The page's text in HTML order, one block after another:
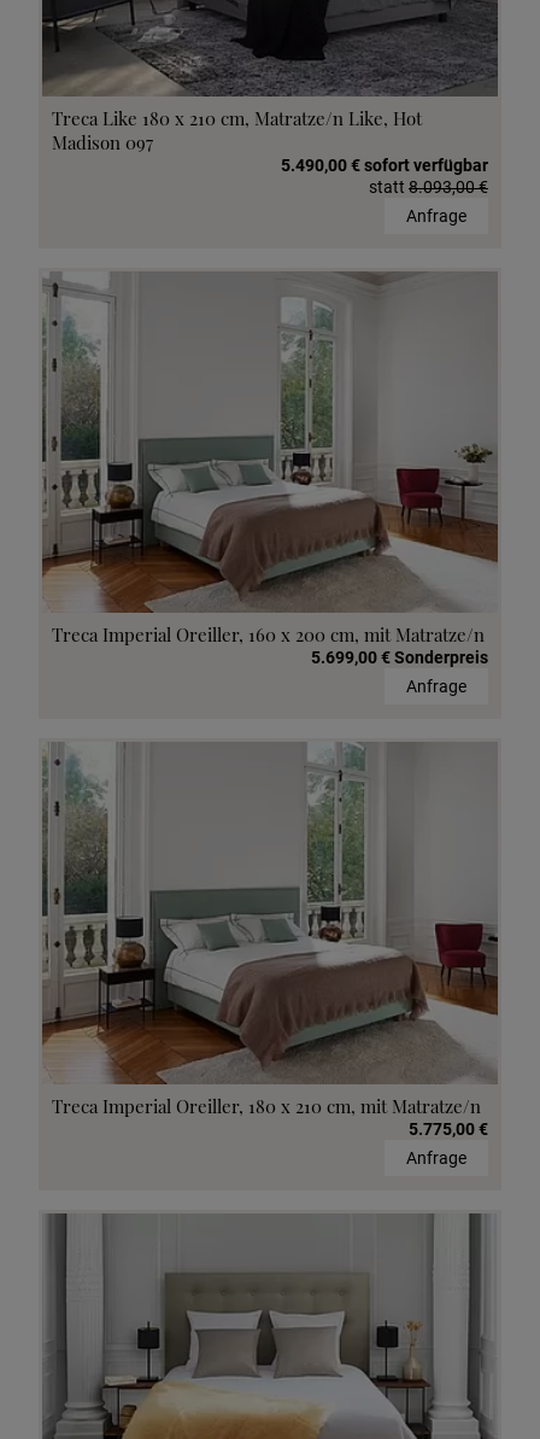
Treca Like 180 x 210 cm, Matratze/n Like, Hot
Madison 097
5.490,00 € sofort verfügbar
statt 8.093,00 €
Anfrage
Treca Imperial Oreiller, 160 x 200 cm, mit Matratze/n
5.699,00 € Sonderpreis
Anfrage
Treca Imperial Oreiller, 180 x 210 cm, mit Matratze/n
5.775,00 €
Anfrage